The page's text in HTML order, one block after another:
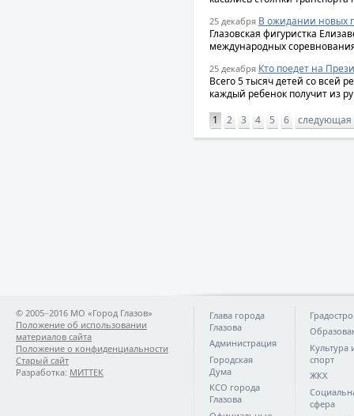
25 декабря В ожидании новых
Глазовская фигуристка
международных
25 декабря Кто поедет на
Всего 5 тысяч детей со всей
каждый ребенок получит из
1
2 3 4 5 6 следующая
© 2005−2016 МО «Город Глазов»
Положение об использовании
материалов сайта
Положение о конфиденциальности
Старый сайт
Разработка: МИТТЕК
Глава города
Глазова
Администрация
Городская
Дума
КСО города
Глазова
Культура
спорт
ЖКХ
сфера